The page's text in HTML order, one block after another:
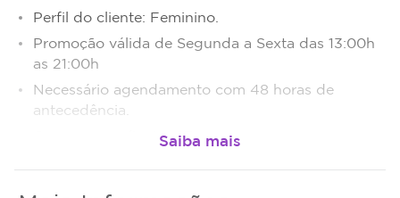
Perfil do cliente: Feminino.
Promoção válida de Segunda a Sexta das 13:00h
as 21:00h
Necessário agendamento com 48 horas de
antecedência.
Cupons por cliente: 03.